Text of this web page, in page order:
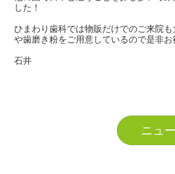
した！
ひまわり歯科では物販だけでのご来院
や歯磨き粉をご用意しているので是非
石井
ニュ